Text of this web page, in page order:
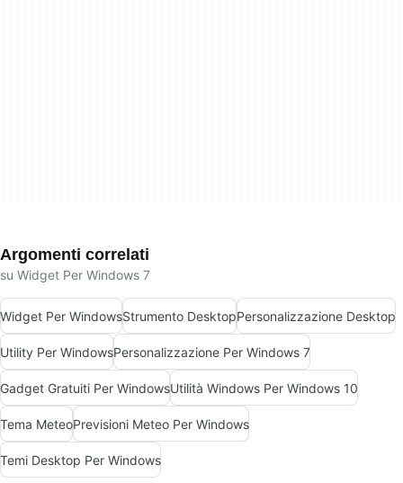
Argomenti correlati
su Widget Per Windows 7
Widget Per WindowsStrumento DesktopPersonalizzazione Desktop
Utility Per WindowsPersonalizzazione Per Windows 7
Gadget Gratuiti Per WindowsUtilità Windows Per Windows 10
Tema MeteoPrevisioni Meteo Per Windows
Temi Desktop Per Windows